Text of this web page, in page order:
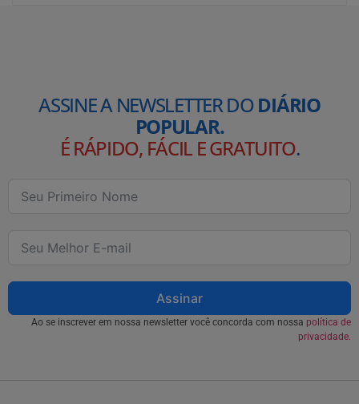
ASSINE A NEWSLETTER DODIÁRIO
POPULAR.
É RÁPIDO, FÁCIL E GRATUITO.
Assinar
Ao se inscrever em nossa newsletter você concorda com nossa política de
privacidade.